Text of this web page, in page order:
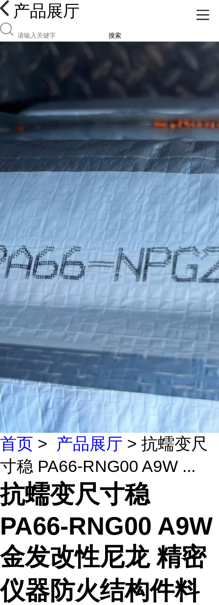
产品展厅
搜索
首页 > 产品展厅 > 抗蠕变尺
寸稳 PA66-RNG00 A9W ...
抗蠕变尺寸稳
PA66-RNG00 A9W
金发改性尼龙 精密
仪器防火结构件料